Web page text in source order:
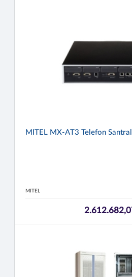
MITEL MX-AT3 Telefon
MITEL